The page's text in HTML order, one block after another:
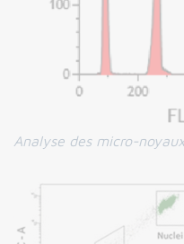
Analyse des micro-